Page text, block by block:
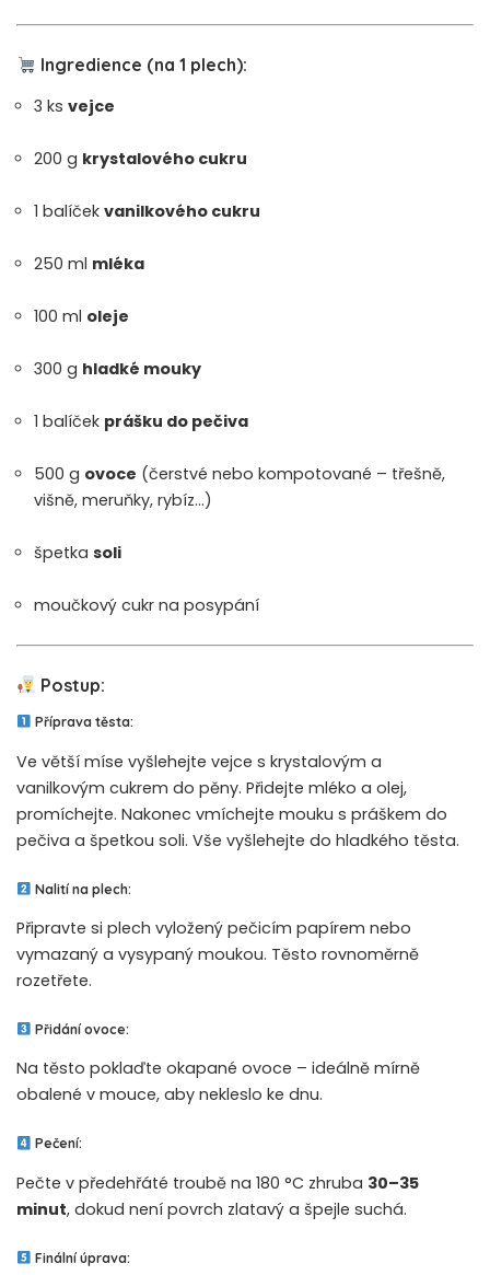
Ingredience (na 1 plech):
3 ks vejce
200 g krystalového cukru
1 balíček vanilkového cukru
250 ml mléka
100 ml oleje
300 g hladké mouky
1 balíček prášku do pečiva
500 g ovoce (čerstvé nebo kompotované – třešně,
višně, meruňky, rybíz…)
špetka soli
moučkový cukr na posypání
Postup:
Příprava těsta:
Ve větší míse vyšlehejte vejce s krystalovým a
vanilkovým cukrem do pěny. Přidejte mléko a olej,
promíchejte. Nakonec vmíchejte mouku s práškem do
pečiva a špetkou soli. Vše vyšlehejte do hladkého těsta.
Nalití na plech:
Připravte si plech vyložený pečicím papírem nebo
vymazaný a vysypaný moukou. Těsto rovnoměrně
rozetřete.
Přidání ovoce:
Na těsto poklaďte okapané ovoce – ideálně mírně
obalené v mouce, aby nekleslo ke dnu.
Pečení:
Pečte v předehřáté troubě na 180 °C zhruba 30–35
minut, dokud není povrch zlatavý a špejle suchá.
Finální úprava: